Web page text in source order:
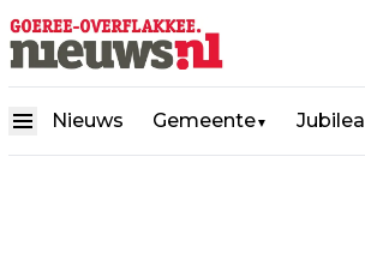
Nieuws Gemeente▼ Jubilea